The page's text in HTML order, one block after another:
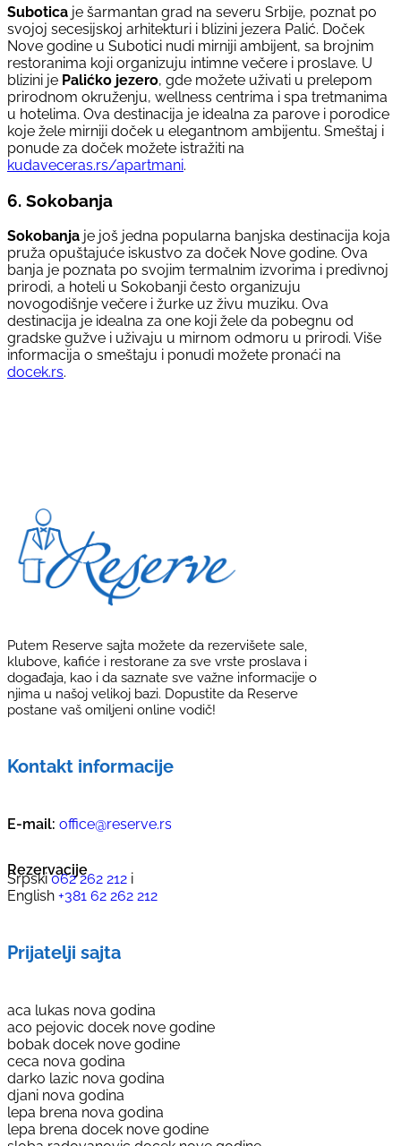
Subotica je šarmantan grad na severu Srbije, poznat po
svojoj secesijskoj arhitekturi i blizini jezera Palić. Doček
Nove godine u Subotici nudi mirniji ambijent, sa brojnim
restoranima koji organizuju intimne večere i proslave. U
blizini je Palićko jezero, gde možete uživati u prelepom
prirodnom okruženju, wellness centrima i spa tretmanima
u hotelima. Ova destinacija je idealna za parove i porodice
koje žele mirniji doček u elegantnom ambijentu. Smeštaj i
ponude za doček možete istražiti na
kudaveceras.rs/apartmani.
6. Sokobanja
Sokobanja je još jedna popularna banjska destinacija koja
pruža opuštajuće iskustvo za doček Nove godine. Ova
banja je poznata po svojim termalnim izvorima i predivnoj
prirodi, a hoteli u Sokobanji često organizuju
novogodišnje večere i žurke uz živu muziku. Ova
destinacija je idealna za one koji žele da pobegnu od
gradske gužve i uživaju u mirnom odmoru u prirodi. Više
informacija o smeštaju i ponudi možete pronaći na
docek.rs.
Putem Reserve sajta možete da rezervišete sale,
klubove, kafiće i restorane za sve vrste proslava i
događaja, kao i da saznate sve važne informacije o
njima u našoj velikoj bazi. Dopustite da Reserve
postane vaš omiljeni online vodič!
Kontakt informacije
E-mail: office@reserve.rs
Rezervacije
Srpski062 262 212 i
English +381 62 262 212
Prijatelji sajta
aca lukas nova godina
aco pejovic docek nove godine
bobak docek nove godine
ceca nova godina
darko lazic nova godina
djani nova godina
lepa brena nova godina
lepa brena docek nove godine